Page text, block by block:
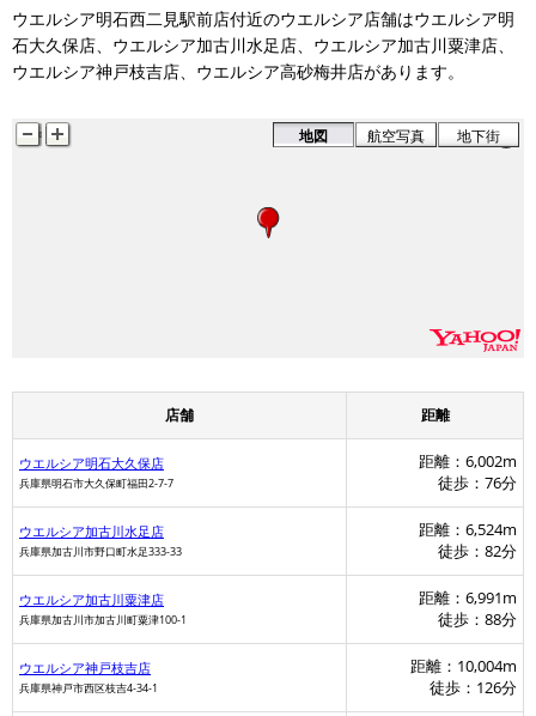
ウエルシア明石西二見駅前店付近のウエルシア店舗はウエルシア明
石大久保店、ウエルシア加古川水足店、ウエルシア加古川粟津店、
ウエルシア神戸枝吉店、ウエルシア高砂梅井店があります。
地図 航空写真 地下街
店舗 距離
ウエルシア明石大久保店
兵庫県明石市大久保町福田2-7-7
距離：6,002m
徒歩：76分
ウエルシア加古川水足店
兵庫県加古川市野口町水足333-33
距離：6,524m
徒歩：82分
ウエルシア加古川粟津店
兵庫県加古川市加古川町粟津100-1
距離：6,991m
徒歩：88分
ウエルシア神戸枝吉店
兵庫県神戸市西区枝吉4-34-1
距離：10,004m
徒歩：126分